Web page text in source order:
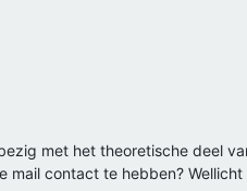
met het theoretische deel
contact te hebben?